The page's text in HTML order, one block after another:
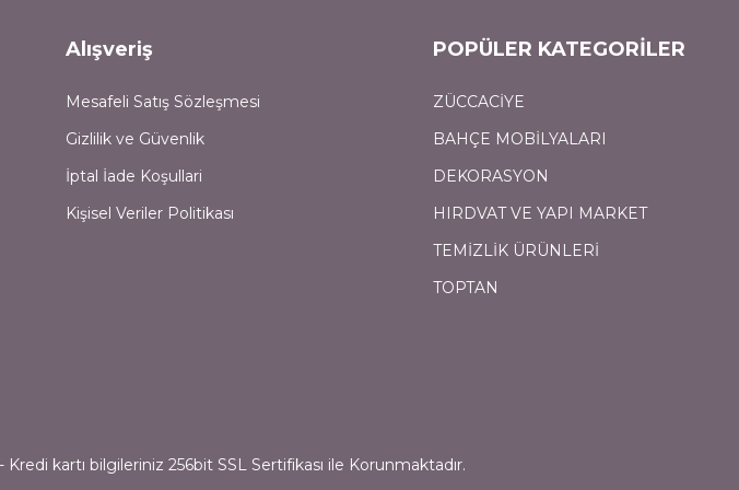
Alışveriş
Mesafeli Satış Sözleşmesi
Gizlilik ve Güvenlik
İptal İade Koşullari
Kişisel Veriler Politikası
POPÜLER KATEGORİLER
ZÜCCACİYE
BAHÇE MOBİLYALARI
DEKORASYON
HIRDVAT VE YAPI MARKET
TEMİZLİK ÜRÜNLERİ
TOPTAN
kartı bilgileriniz 256bit SSL Sertifikası ile Korunmaktadır.